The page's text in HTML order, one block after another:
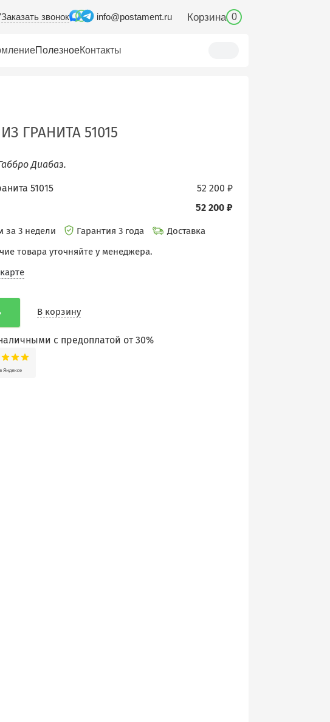
Заказать звонок info@postament.ru Корзина 0
ПолезноеКонтакты
ГРАНИТА 51015
Диабаз.
52 200 ₽
51015
52 200 ₽
за 3 недели Гарантия 3 года
Доставка
товара уточняйте у менеджера.
В корзину
с предоплатой от 30%